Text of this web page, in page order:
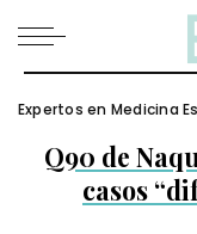
Expertos en Medicina
Q90 de
casos